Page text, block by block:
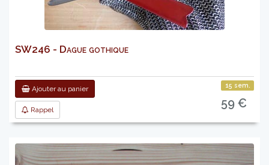
SW246 - Dague gothique
Ajouter au panier
Rappel
15 sem.
59 €